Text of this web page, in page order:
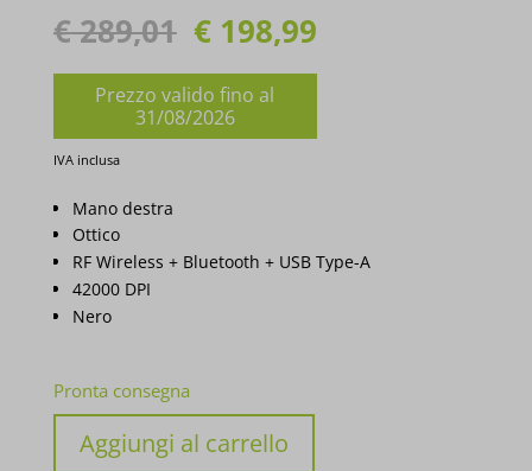
€289,01 Il
prezzo
originale
era:
€198,99
Prezzo valido fino al
31/08/2026
Il
attuale
è:
€ 198,99.
IVA inclusa
Mano destra
Ottico
RF Wireless + Bluetooth + USB Type-A
42000 DPI
Nero
Pronta consegna
MOUSE
Aggiungi al carrello